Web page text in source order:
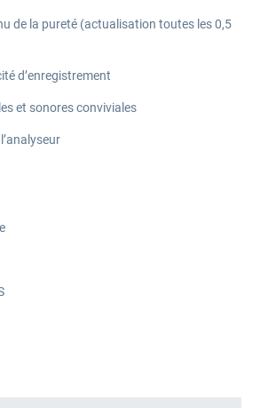
de la pureté (actualisation toutes les 0,5
d’enregistrement
et sonores conviviales